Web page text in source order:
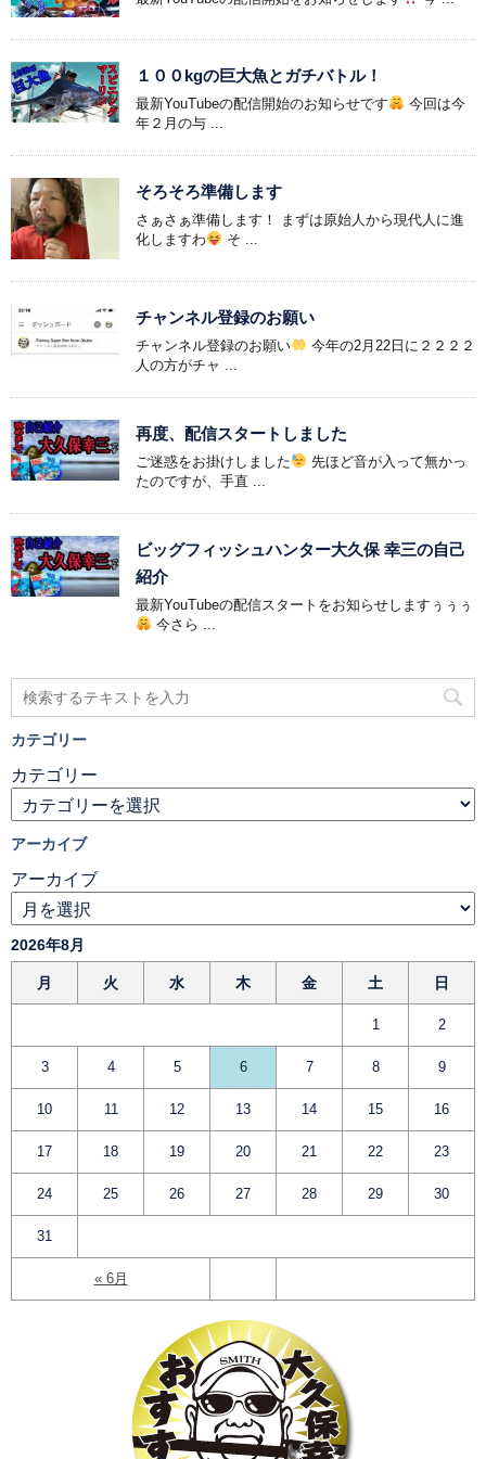
１００kgの巨大魚とガチバトル！
最新YouTubeの配信開始のお知らせです
今回は今
年２月の与 ...
そろそろ準備します
さぁさぁ準備します！ まずは原始人から現代人に進
化しますわ
そ ...
チャンネル登録のお願い
チャンネル登録のお願い
今年の2月22日に２２２２
人の方がチャ ...
再度、配信スタートしました
ご迷惑をお掛けしました
先ほど音が入って無かっ
たのですが、手直 ...
ビッグフィッシュハンター大久保 幸三の自己
紹介
最新YouTubeの配信スタートをお知らせしますぅぅぅ
今さら ...
カテゴリー
カテゴリー
アーカイブ
アーカイブ
2026年8月
月 火 水 木 金 土 日
« 6月
1 2
3 4 5 6 7 8 9
10 11 12 13 14 15 16
17 18 19 20 21 22 23
24 25 26 27 28 29 30
31